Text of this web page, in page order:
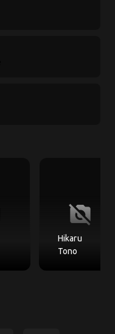
no_photography
Hikaru
Tono